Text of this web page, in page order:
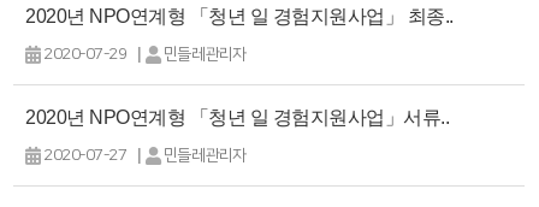
2020년 NPO연계형 「청년 일 경험지원사업」 최종..
2020-07-29 | 민들레관리자
2020년 NPO연계형 「청년 일 경험지원사업」서류..
2020-07-27 | 민들레관리자